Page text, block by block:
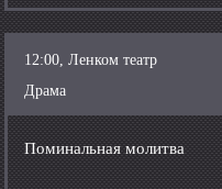
12:00, Ленком театр
Драма
Поминальная молитва